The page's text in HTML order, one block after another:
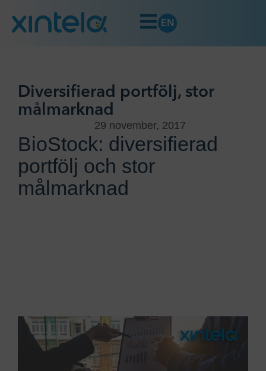
EN
Diversifierad portfölj, stor
målmarknad
29 november, 2017
BioStock: diversifierad
portfölj och stor
målmarknad